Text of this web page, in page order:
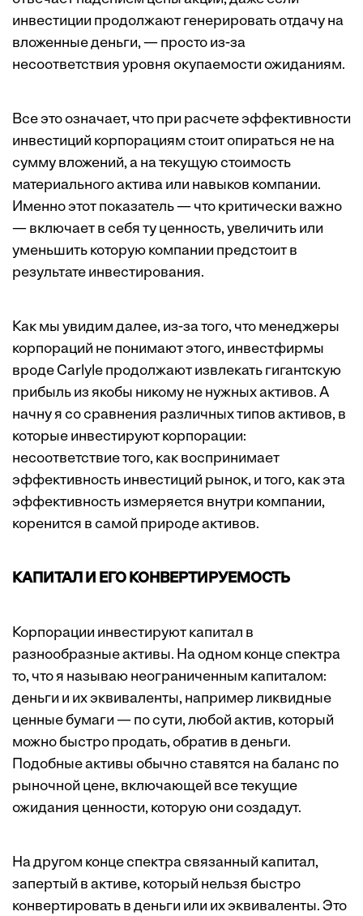
инвестиции продолжают генерировать отдачу на
вложенные деньги, — просто из-за
несоответствия уровня окупаемости ожиданиям.
Все это означает, что при расчете эффективности
инвестиций корпорациям стоит опираться не на
сумму вложений, а на текущую стоимость
материального актива или навыков компании.
Именно этот показатель — что критически важно
— включает в себя ту ценность, увеличить или
уменьшить которую компании предстоит в
результате инвестирования.
Как мы увидим далее, из-за того, что менеджеры
корпораций не понимают этого, инвестфирмы
вроде Carlyle продолжают извлекать гигантскую
прибыль из якобы никому не нужных активов. А
начну я со сравнения различных типов активов, в
которые инвестируют корпорации:
несоответствие того, как воспринимает
эффективность инвестиций рынок, и того, как эта
эффективность измеряется внутри компании,
коренится в самой природе активов.
КАПИТАЛ И ЕГО КОНВЕРТИРУЕМОСТЬ
Корпорации инвестируют капитал в
разнообразные активы. На одном конце спектра
то, что я называю неограниченным капиталом:
деньги и их эквиваленты, например ликвидные
ценные бумаги — по сути, любой актив, который
можно быстро продать, обратив в деньги.
Подобные активы обычно ставятся на баланс по
рыночной цене, включающей все текущие
ожидания ценности, которую они создадут.
На другом конце спектра связанный капитал,
запертый в активе, который нельзя быстро
конвертировать в деньги или их эквиваленты. Это